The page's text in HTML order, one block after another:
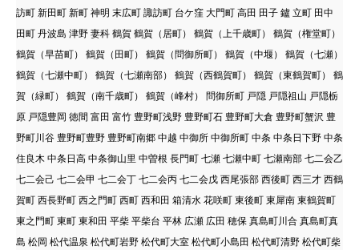
訪町 新田町 新町 神明 末広町 諏訪町 台ケ窪 大門町 高田 田子 鑪 立町 田中
田町 丹波島 津野 妻科 鶴賀 鶴賀（居町） 鶴賀（上千歳町） 鶴賀（権堂町）
鶴賀（早苗町） 鶴賀（田町） 鶴賀（問御所町） 鶴賀（中堰） 鶴賀（七瀬）
鶴賀（七瀬中町） 鶴賀（七瀬南部） 鶴賀（西鶴賀町） 鶴賀（東鶴賀町） 鶴
賀（緑町） 鶴賀（南千歳町） 鶴賀（峰村） 問御所町 戸隠 戸隠祖山 戸隠栃
原 戸隠豊岡 徳間 富田 富竹 豊野町浅野 豊野町石 豊野町大倉 豊野町蟹沢 豊
野町川谷 豊野町豊野 豊野町南郷 中越 中御所 中御所町 中条 中条日下野 中条
住良木 中条日高 中条御山里 中曽根 長門町 七瀬 七瀬中町 七瀬南部 七二会乙
七二会己 七二会甲 七二会丁 七二会丙 七二会戊 西尾張部 西後町 西三才 西鶴
賀町 西長野町 西之門町 西町 西和田 箱清水 花咲町 東後町 東犀南 東鶴賀町
東之門町 東町 東和田 平柴 平柴台 平林 広瀬 広田 穂保 真島町川合 真島町真
島 松岡 松代温泉 松代町岩野 松代町大室 松代町小島田 松代町清野 松代町柴